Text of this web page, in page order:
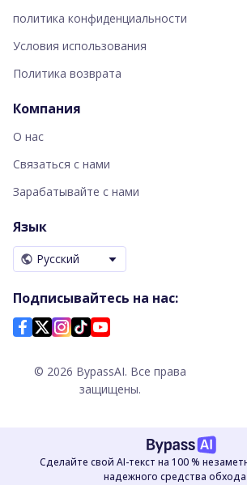
политика конфиденциальности
Условия использования
Политика возврата
Компания
О нас
Связаться с нами
Зарабатывайте с нами
Язык
Русский
Подписывайтесь на нас:
© 2026 BypassAI. Все права
защищены.
Сделайте свой AI-текст на 100 %
надежного средства обхода